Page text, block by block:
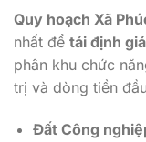
Quy hoạch Xã
nhất để tái định
phân khu chức
trị và dòng tiền
Đất Công